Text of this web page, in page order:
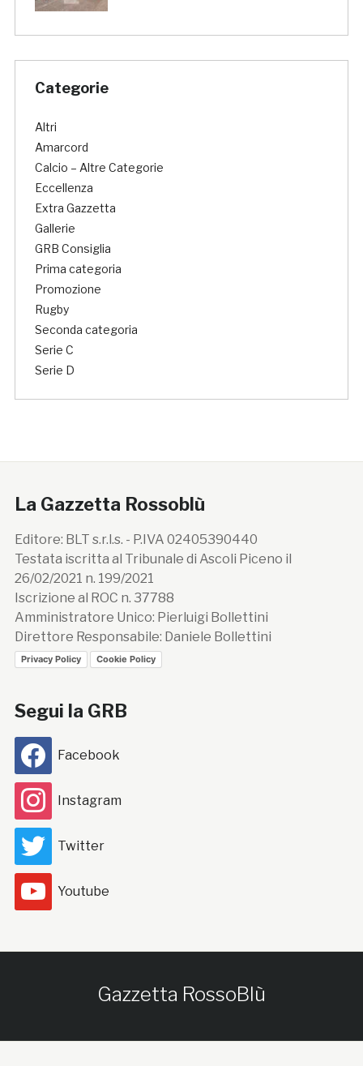
Categorie
Altri
Amarcord
Calcio – Altre Categorie
Eccellenza
Extra Gazzetta
Gallerie
GRB Consiglia
Prima categoria
Promozione
Rugby
Seconda categoria
Serie C
Serie D
La Gazzetta Rossoblù
Editore: BLT s.r.l.s. - P.IVA 02405390440
Testata iscritta al Tribunale di Ascoli Piceno il
26/02/2021 n. 199/2021
Iscrizione al ROC n. 37788
Amministratore Unico: Pierluigi Bollettini
Direttore Responsabile: Daniele Bollettini
Privacy Policy Cookie Policy
Segui la GRB
Facebook
Instagram
Twitter
Youtube
Gazzetta RossoBlù